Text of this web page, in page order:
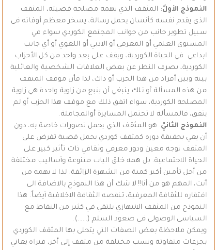
النموذج الأولً: المثقف الذي يهمه مصلحة قضيته، المثقف
الذي يقدم نفسه كأنسان يحمل رسالة، يسخر معظم أوقاته في
سبيل تطوير جانب من جوانب المجتمع الكوردي سواء في
المستوى العلمي أو المعرفي أو الادبي أو اللغوي أو أي جانب
ابداعي في الحياة الكوردية، ويقف على بعد واحد من كل الأحزاب
الكوردية، بصرف النظر عن بعض العلاقات الشخصية والعائلية
بينه وبين أفراد من هذا الحزب أو ذاك، لذا فأن موقف المثقف
من هذه المسألة أو تلك ينبغي أن ينبع من زاوية واحدة هي زاوية
المصلحة الكوردية، سواء اتفق ذلك مع موقف هذا الحزب أو لم
يتفق، فالمسألة لا تحتمل المسايرة أوالمجاملة.
النموذج الثانيً: هو المثقف الذي يحمل تصورات خاصة به، دون
أن يعي بحقيقة دوره كمثقف كوردي يحمل قضية تفرض على
المثقف توجه معين ودور معرفي وثقافي ذات تأثير كبير على
الحياة الاجتماعية. بل همه خلق اليات متنوعة وأساليب مختلفة
من أجل تأمين أكبر كمية من الشهرة الزائفة. لذا لا يهمه من
أنت، المهم هو من أنا!! لا شك أن هذا النموذج بالاضافة الى
افتقاره للثقافة المعرفية، تنقصه الثقافة الاخلاقية أيضاً. هذا
النموذج من المثقف الانتهازي يلتقي في كثير من النقاط مع
السياسي الوصولي في صعود السلم (……).
ويمكن ملاحظة بعض الصفات التي يتحلى بها المثقف الكوردي
بجرعات متفاوتة ونسب مختلفة من مثقف إلى أخر، فتراه يعاني